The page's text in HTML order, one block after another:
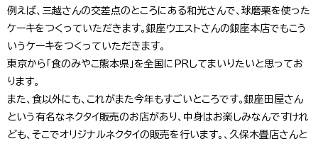
例えば、三越さんの交差点のところにある和光さんで、球磨栗を使った
ケーキをつくっていただきます。銀座ウエストさんの銀座本店でもこう
いうケーキをつくっていただきます。
東京から「食のみやこ熊本県」を全国にＰＲしてまいりたいと思ってお
ります。
また、食以外にも、これがまた今年もすごいところです。銀座田屋さん
という有名なネクタイ販売のお店があり、中身はお楽しみなんですけれ
ども、そこでオリジナルネクタイの販売を行います。、久保木畳店さんと